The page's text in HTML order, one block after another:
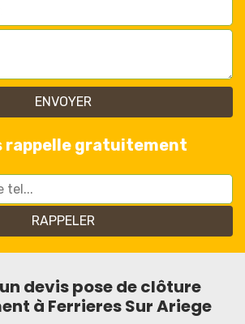
rappelle gratuitement
devis pose de clôture
à Ferrieres Sur Ariege